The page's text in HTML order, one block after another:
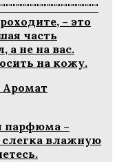
– это
часть
а не на вас.
на кожу.
Аромат
парфюма –
слегка влажную